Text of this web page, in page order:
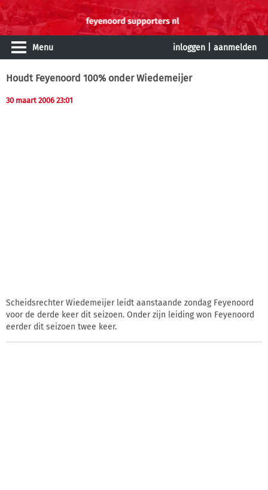
Menu inloggen aanmelden
Houdt Feyenoord 100% onder Wiedemeijer
30 maart 2006 23:01
Scheidsrechter Wiedemeijer leidt aanstaande zondag Feyenoord
voor de derde keer dit seizoen. Onder zijn leiding won Feyenoord
eerder dit seizoen twee keer.